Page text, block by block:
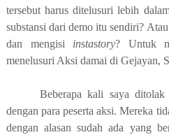
tersebut harus ditelusuri lebih
substansi dari demo itu sendiri?
dan mengisi instastory? Untuk
menelusuri Aksi damai di Gejayan,
Beberapa kali saya
dengan para peserta aksi. Mereka
dengan alasan sudah ada yang